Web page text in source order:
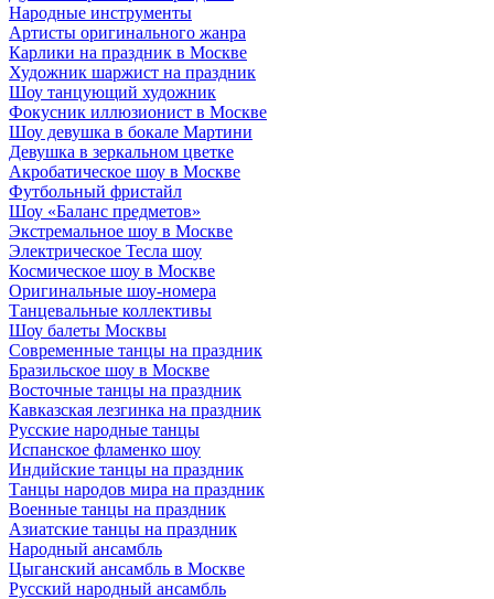
Народные инструменты
Артисты оригинального жанра
Карлики на праздник в Москве
Художник шаржист на праздник
Шоу танцующий художник
Фокусник иллюзионист в Москве
Шоу девушка в бокале Мартини
Девушка в зеркальном цветке
Акробатическое шоу в Москве
Футбольный фристайл
Шоу «Баланс предметов»
Экстремальное шоу в Москве
Электрическое Тесла шоу
Космическое шоу в Москве
Оригинальные шоу-номера
Танцевальные коллективы
Шоу балеты Москвы
Современные танцы на праздник
Бразильское шоу в Москве
Восточные танцы на праздник
Кавказская лезгинка на праздник
Русские народные танцы
Испанское фламенко шоу
Индийские танцы на праздник
Танцы народов мира на праздник
Военные танцы на праздник
Азиатские танцы на праздник
Народный ансамбль
Цыганский ансамбль в Москве
Русский народный ансамбль